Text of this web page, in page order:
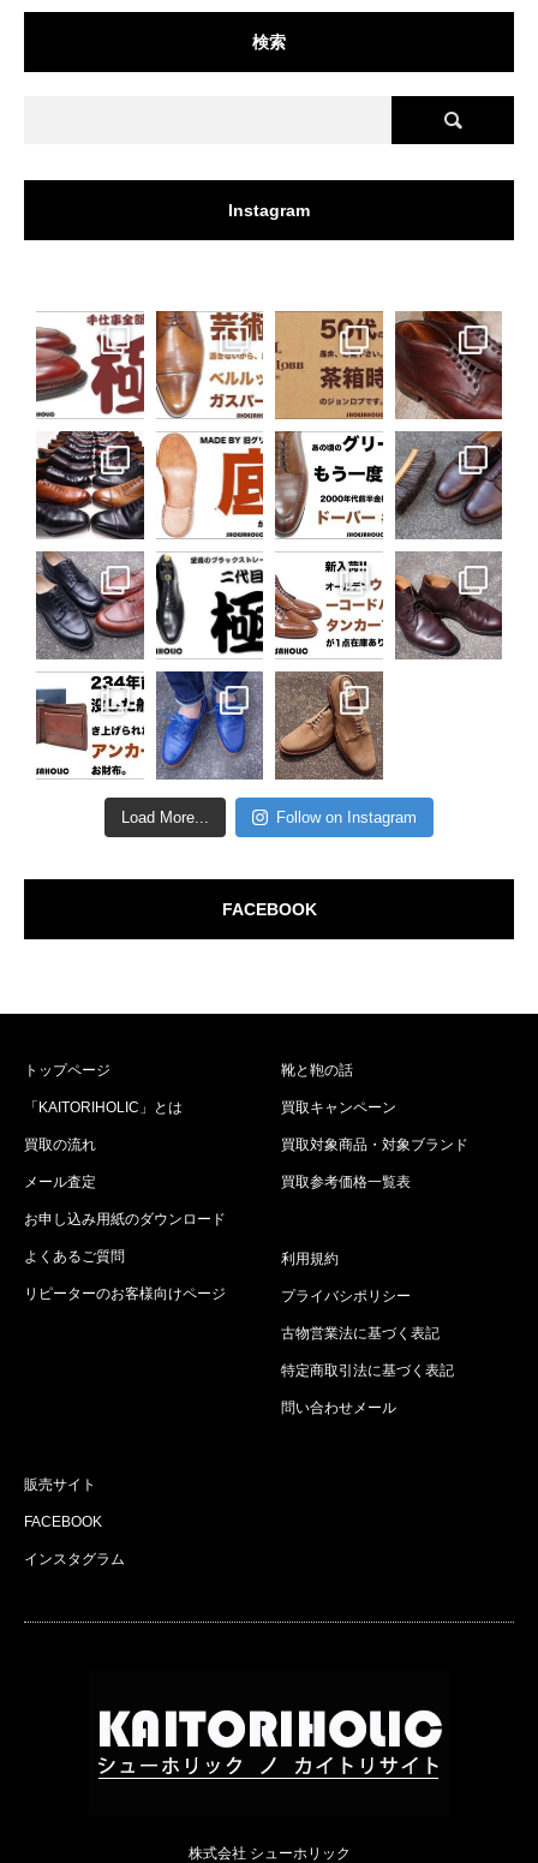
検索
Instagram
Load More... Follow on Instagram
FACEBOOK
トップページ
「KAITORIHOLIC」とは
買取の流れ
メール査定
お申し込み用紙のダウンロード
よくあるご質問
リピーターのお客様向けページ
靴と鞄の話
買取キャンペーン
買取対象商品・対象ブランド
買取参考価格一覧表
利用規約
プライバシポリシー
古物営業法に基づく表記
特定商取引法に基づく表記
問い合わせメール
販売サイト
FACEBOOK
インスタグラム
株式会社 シューホリック